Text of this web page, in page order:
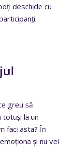
deschide cu
greu să
la un
faci asta? În
și nu vei